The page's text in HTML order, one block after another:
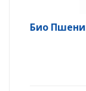
Био